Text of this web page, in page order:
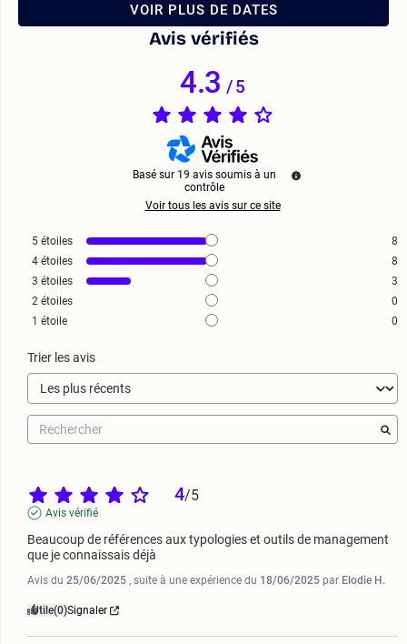
VOIR PLUS DE DATES
Avis vérifiés
4.3/5
Basé sur 19 avis soumis à un
contrôle
Voir tous les avis sur ce site
5 étoiles
8
4 étoiles
8
3 étoiles
3
2 étoiles
0
1 étoile 0
Trier les avis
4/5
Avis vérifié
Beaucoup de références aux typologies et outils de management
que je connaissais déjà
Avis du 25/06/2025 , suite à une expérience du 18/06/2025 par Elodie H.
Utile(0)Signaler